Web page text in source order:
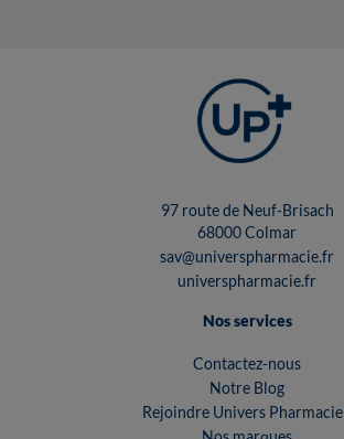
97 route de Neuf-Brisach
68000 Colmar
sav@universpharmacie.fr
universpharmacie.fr
Nos services
Contactez-nous
Notre Blog
Rejoindre Univers Pharmacie